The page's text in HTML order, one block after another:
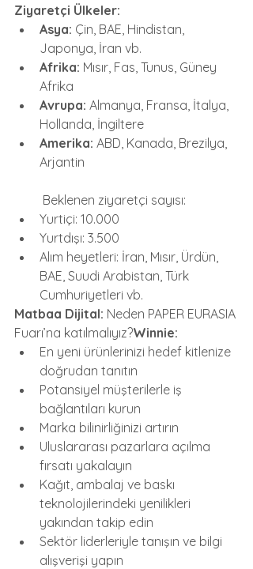
Ziyaretçi Ülkeler:
Asya: Çin, BAE, Hindistan,
Japonya, İran vb.
Afrika: Mısır, Fas, Tunus, Güney
Afrika
Avrupa: Almanya, Fransa, İtalya,
Hollanda, İngiltere
Amerika: ABD, Kanada, Brezilya,
Arjantin
Beklenen ziyaretçi sayısı:
Yurtiçi: 10.000
Yurtdışı: 3.500
Alım heyetleri: İran, Mısır, Ürdün,
BAE, Suudi Arabistan, Türk
Cumhuriyetleri vb.
Matbaa Dijital: Neden PAPER EURASIA
Fuarı’na katılmalıyız?Winnie:
En yeni ürünlerinizi hedef kitlenize
doğrudan tanıtın
Potansiyel müşterilerle iş
bağlantıları kurun
Marka bilinirliğinizi artırın
Uluslararası pazarlara açılma
fırsatı yakalayın
Kağıt, ambalaj ve baskı
teknolojilerindeki yenilikleri
yakından takip edin
Sektör liderleriyle tanışın ve bilgi
alışverişi yapın